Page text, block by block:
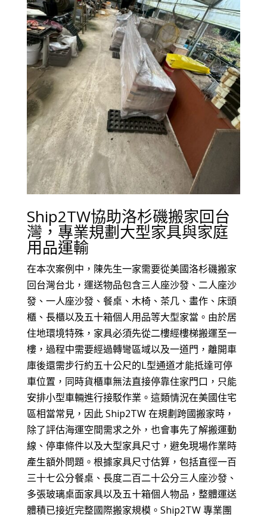
Ship2TW協助洛杉磯搬家回台
灣，專業規劃大型家具與家庭
用品運輸
在本次案例中，陳先生一家需要從美國洛杉磯搬家
回台灣台北，運送物品包含三人座沙發、二人座沙
發、一人座沙發、餐桌、木椅、茶几、畫作、床頭
櫃、長櫃以及五十箱個人用品等大型家當。由於居
住地環境特殊，家具必須先從二樓經樓梯搬運至一
樓，過程中需要經過轉彎區域以及一道門，離開車
庫後還需步行約五十公尺的L型通道才能抵達可停
車位置，同時貨櫃車無法直接停靠住家門口，只能
安排小型車輛進行接駁作業。這類情況在美國住宅
區相當常見，因此 Ship2TW 在規劃跨國搬家時，
除了評估海運空間需求之外，也會事先了解搬運動
線、停車條件以及大型家具尺寸，避免現場作業時
產生額外問題。根據家具尺寸估算，包括直徑一百
三十七公分餐桌、長度二百二十公分三人座沙發、
多張玻璃桌面家具以及五十箱個人物品，整體運送
體積已接近完整國際搬家規模。Ship2TW 專業團